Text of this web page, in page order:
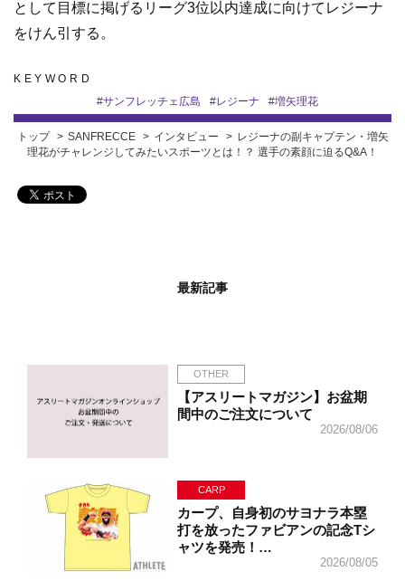
として目標に掲げるリーグ3位以内達成に向けてレジーナ
をけん引する。
KEYWORD
#サンフレッチェ広島 #レジーナ #増矢理花
トップ SANFRECCE インタビュー
レジーナの副キャプテン・増矢
理花がチャレンジしてみたいスポーツとは！？ 選手の素顔に迫るQ&A！
最新記事
OTHER
【アスリートマガジン】お盆期
間中のご注文について
2026/08/06
CARP
カープ、自身初のサヨナラ本塁
打を放ったファビアンの記念Tシ
ャツを発売！…
2026/08/05